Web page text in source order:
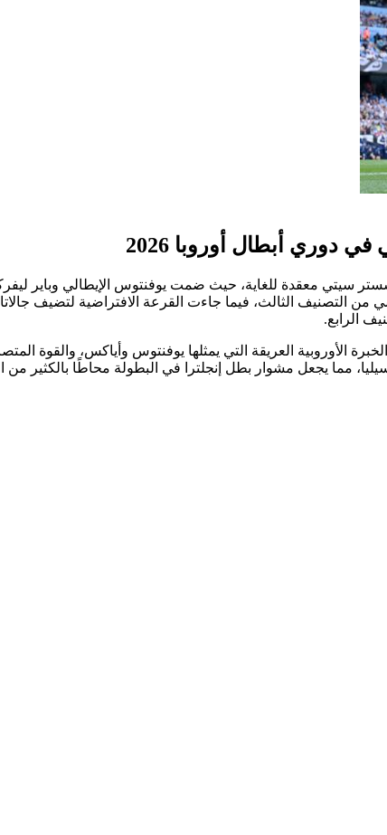
أبطال أوروبا 2026
سيتي معقدة للغاية، حيث ضمت يوفنتوس الإيطالي وباير
من التصنيف الثالث، فيما جاءت القرعة الافتراضية لتضيف جالاتا
الرابع.
الأوروبية العريقة التي يمثلها يوفنتوس وأياكس، والقوة
مما يجعل مشوار بطل إنجلترا في البطولة محاطًا بالكثير من